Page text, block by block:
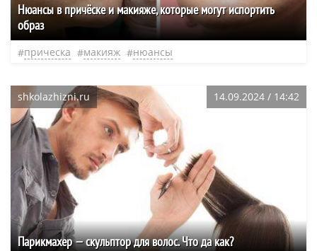
Нюансы в причёске и макияже, которые могут испортить
образ
прическа макияж нюансы
shkolazhizni.ru 14.09.2024 / 14:42
Парикмахер — скульптор для волос. Что да как?